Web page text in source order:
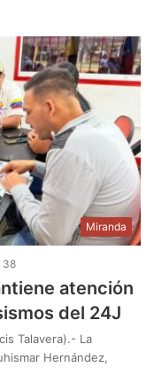
Miranda
38
atención
del 24J
Talavera).- La
Hernández,